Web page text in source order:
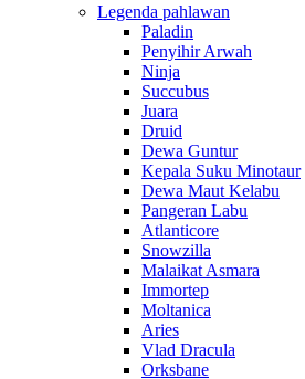
Legenda pahlawan
Paladin
Penyihir Arwah
Ninja
Succubus
Juara
Druid
Dewa Guntur
Kepala Suku Minotaur
Dewa Maut Kelabu
Pangeran Labu
Atlanticore
Snowzilla
Malaikat Asmara
Immortep
Moltanica
Aries
Vlad Dracula
Orksbane